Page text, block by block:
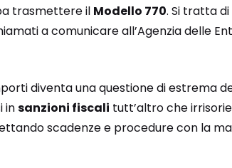
trasmettere il Modello 770. Si tratta
a comunicare all’Agenzia delle
diventa una questione di estrema
insanzioni fiscali tutt’altro che
scadenze e procedure con la